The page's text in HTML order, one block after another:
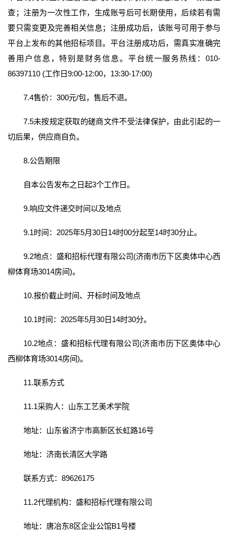
查；注册为一次性工作，生成账号后可长期使用，后续若有需
要只需变更及完善相关信息；注册成功后，该账号可用于参与
平台上发布的其他招标项目。平台注册成功后，需真实准确完
善用户信息，特别是财务信息。平台统一服务热线：010-
86397110 (工作日9:00-12:00，13:30-17:00)
7.4售价：300元/包，售后不退。
7.5未按规定获取的磋商文件不受法律保护，由此引起的一
切后果，供应商自负。
8.公告期限
自本公告发布之日起3个工作日。
9.响应文件递交时间以及地点
9.1时间：2025年5月30日14时00分起至14时30分止。
9.2地点：盛和招标代理有限公司(济南市历下区奥体中心西
柳体育场3014房间)。
10.报价截止时间、开标时间及地点
10.1时间：2025年5月30日14时30分。
10.2地点：盛和招标代理有限公司(济南市历下区奥体中心
西柳体育场3014房间)。
11.联系方式
11.1采购人：山东工艺美术学院
地址：山东省济宁市高新区长虹路16号
地址：济南长清区大学路
联系方式：89626175
11.2代理机构：盛和招标代理有限公司
地址：唐冶东8区企业公馆B1号楼